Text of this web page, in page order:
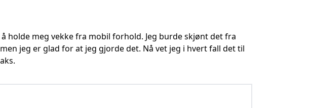
holde meg vekke fra mobil forhold. Jeg burde skjønt det fra
jeg er glad for at jeg gjorde det. Nå vet jeg i hvert fall det til